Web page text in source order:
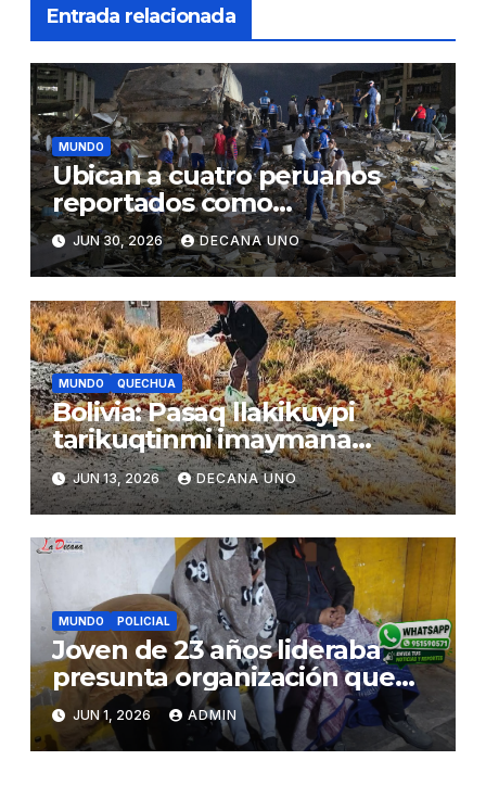
Entrada relacionada
MUNDO
Ubican a cuatro peruanos
reportados como
desaparecidos tras los
terremotos de Venezuela,
informa Cancillería
JUN 30, 2026 DECANA UNO
MUNDO QUECHUA
Bolivia: Pasaq llakikuypi
tarikuqtinmi imaymana
mihuykunata ñan patakunapi
hich’arparishanku
JUN 13, 2026 DECANA UNO
MUNDO POLICIAL
Joven de 23 años lideraba
presunta organización que
robaba vehículos tras captar
clientes por redes sociales
JUN 1, 2026 ADMIN